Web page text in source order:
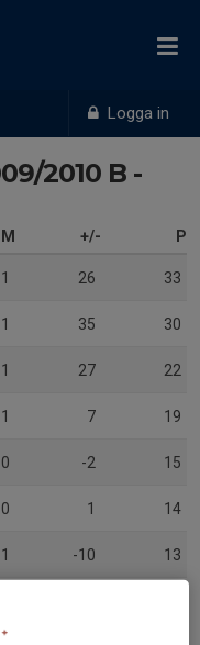
Logga in
2010 B -
M +/- P
26 33
35 30
27 22
7 19
-2 15
1 14
-10 13